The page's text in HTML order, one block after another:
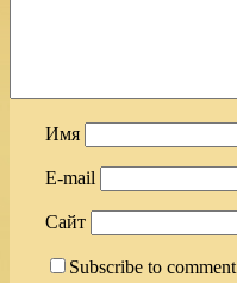
Имя
E-mail
Сайт
Subscribe to comment